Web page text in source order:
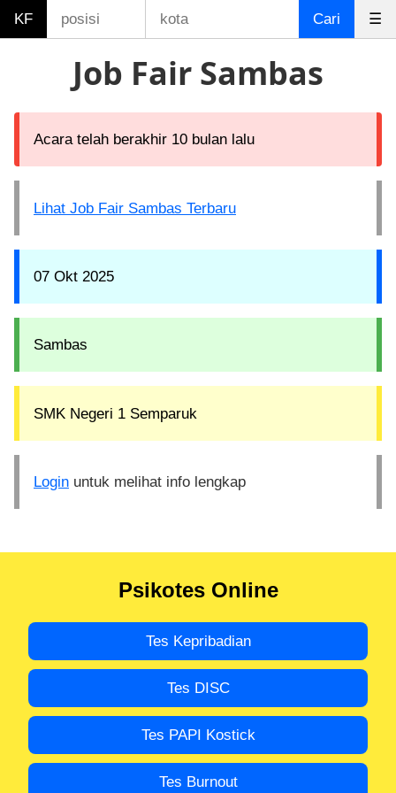
KF ☰
Cari
Job Fair Sambas
Acara telah berakhir 10 bulan lalu
Lihat Job Fair Sambas Terbaru
07 Okt 2025
Sambas
SMK Negeri 1 Semparuk
Login untuk melihat info lengkap
Psikotes Online
Tes Kepribadian
Tes DISC
Tes PAPI Kostick
Tes Burnout